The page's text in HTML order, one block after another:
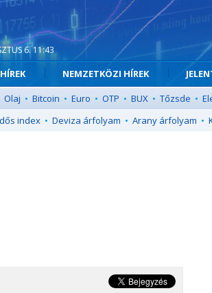
6. 11:43
NEMZETKÖZI HÍREK
Olaj • Bitcoin • Euro • OTP • BUX • Tőzsde •
index • Deviza árfolyam • Arany árfolyam •